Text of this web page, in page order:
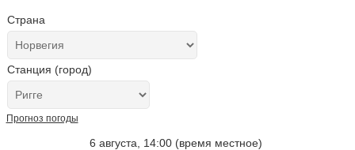
Страна
Станция (город)
Прогноз погоды
6 августа, 14:00 (время местное)